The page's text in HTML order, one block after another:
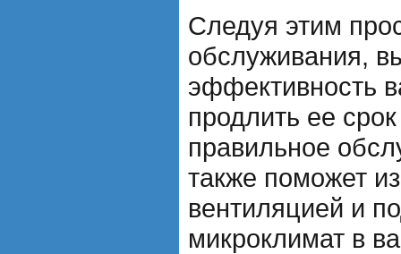
Следуя этим
обслуживания,
эффективность
продлить ее
правильное
также поможет
вентиляцией и
микроклимат в